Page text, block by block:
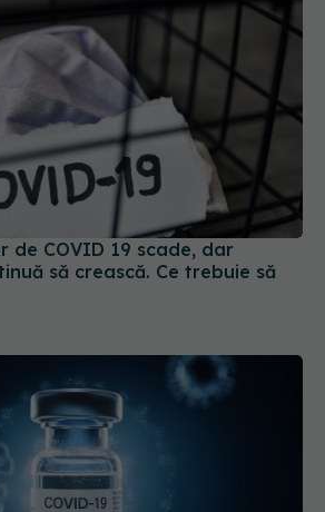
de COVID 19 scade, dar
să crească. Ce trebuie să